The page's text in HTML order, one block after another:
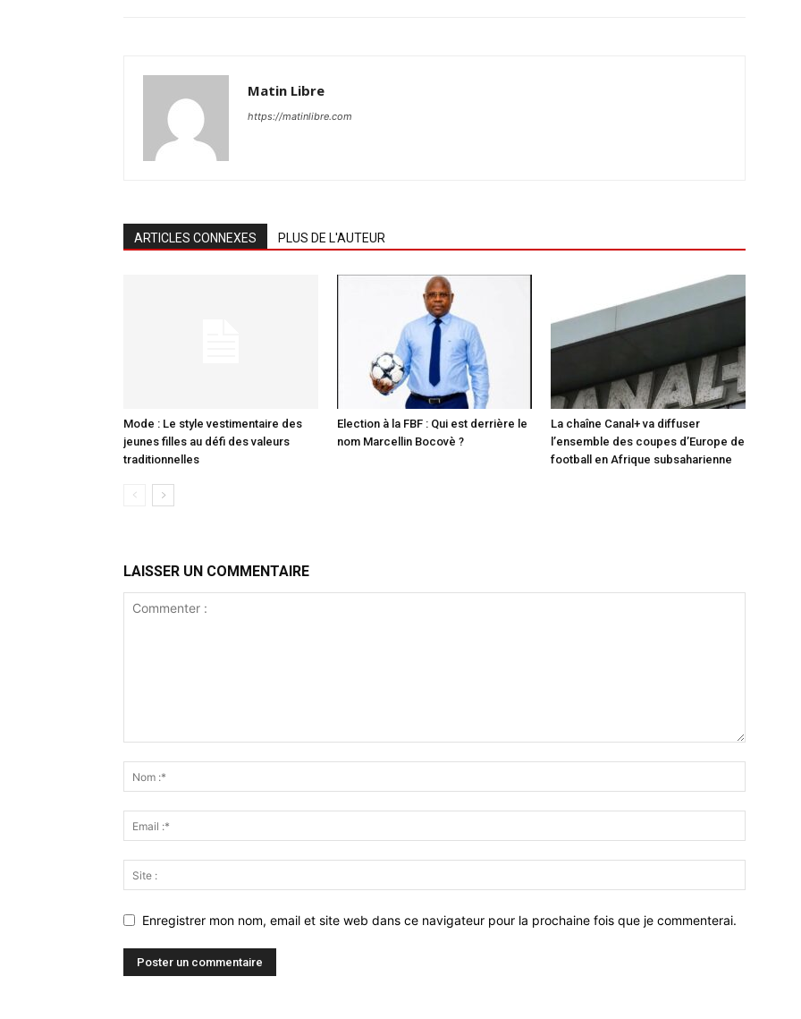
Matin Libre
https://matinlibre.com
ARTICLES CONNEXES PLUS DE L'AUTEUR
Mode : Le style vestimentaire des
jeunes filles au défi des valeurs
traditionnelles
Election à la FBF : Qui est derrière le
nom Marcellin Bocovè ?
La chaîne Canal+ va diffuser
l’ensemble des coupes d’Europe de
football en Afrique subsaharienne
LAISSER UN COMMENTAIRE
Enregistrer mon nom, email et site web dans ce navigateur pour la prochaine fois que je commenterai.